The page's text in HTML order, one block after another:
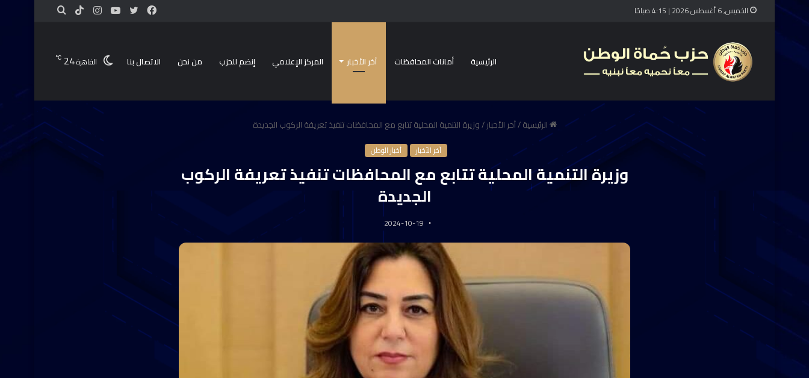
الخميس, 6 أغسطس 2026 | 4:15 صباحًا
الرئيسية أمانات المحافظات آخر الأخبار المركز الإعلامي إنضم للحزب من نحن الاتصال بنا القاهرة24
℃
الرئيسية/آخر الأخبار/وزيرة التنمية المحلية تتابع مع المحافظات تنفيذ تعريفة الركوب الجديدة
آخر الأخبار أخبار الوطن
وزيرة التنمية المحلية تتابع مع المحافظات تنفيذ تعريفة الركوب
الجديدة
2024-10-19